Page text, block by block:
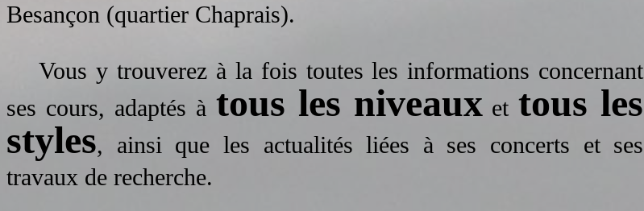
Besançon (quartier Chaprais).
Vous y trouverez à la fois toutes les informations concernant
ses cours, adaptés à tous les niveauxettous les
styles, ainsi que les actualités liées à ses concerts et ses
travaux de recherche.